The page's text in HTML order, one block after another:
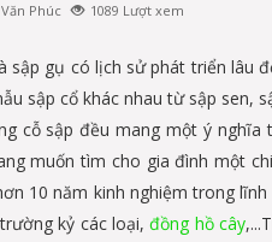
Phúc 1089 Lượt xem
sập gụ có lịch sử phát triển lâu
sập cổ khác nhau từ sập sen,
cỗ sập đều mang một ý
muốn tìm cho gia đình một
10 năm kinh nghiệm trong
kỷ các loại,đồng hồ cây